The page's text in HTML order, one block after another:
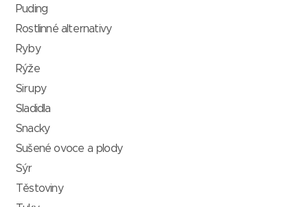
Puding
Rostlinné alternativy
Ryby
Rýže
Sirupy
Sladidla
Snacky
Sušené ovoce a plody
Sýr
Těstoviny